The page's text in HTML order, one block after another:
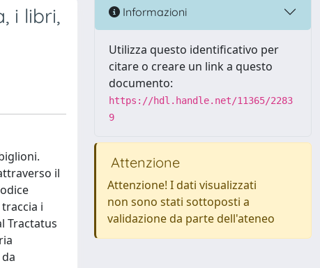
i libri,
il
i
Tractatus
Informazioni
Utilizza questo identificativo per
citare o creare un link a questo
documento:
https://hdl.handle.net/11365/2283
9
Attenzione
Attenzione! I dati visualizzati
non sono stati sottoposti a
validazione da parte dell'ateneo